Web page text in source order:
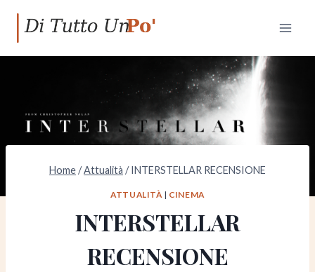
contenuto
Home/Attualità / INTERSTELLAR RECENSIONE
ATTUALITÀ| CINEMA
INTERSTELLAR
RECENSIONE